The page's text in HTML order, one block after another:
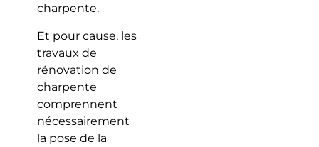
charpente.
Et pour cause, les
travaux de
rénovation de
charpente
comprennent
nécessairement
la pose de la